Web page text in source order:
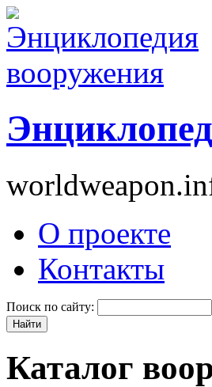
О проекте
Контакты
Поиск по сайту:
Каталог